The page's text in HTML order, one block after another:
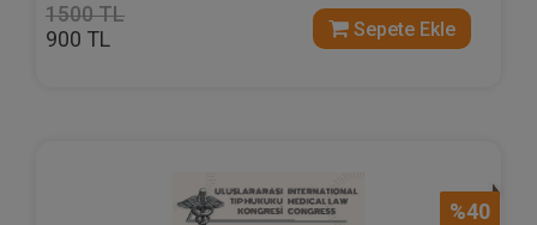
1500 TL
900 TL Sepete Ekle
%40